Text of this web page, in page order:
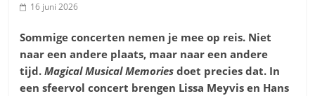
16 juni 2026
Sommige concerten nemen je mee op reis. Niet
naar een andere plaats, maar naar een andere
tijd.Magical Musical Memories doet precies dat. In
een sfeervol concert brengen Lissa Meyvis en Hans